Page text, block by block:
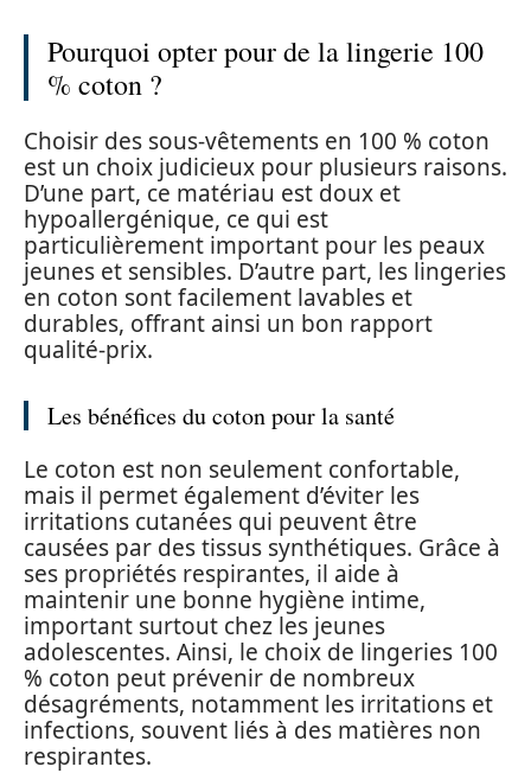
Pourquoi opter pour de la lingerie 100
% coton ?
Choisir des sous-vêtements en 100 % coton
est un choix judicieux pour plusieurs raisons.
D’une part, ce matériau est doux et
hypoallergénique, ce qui est
particulièrement important pour les peaux
jeunes et sensibles. D’autre part, les lingeries
en coton sont facilement lavables et
durables, offrant ainsi un bon rapport
qualité-prix.
Les bénéfices du coton pour la santé
Le coton est non seulement confortable,
mais il permet également d’éviter les
irritations cutanées qui peuvent être
causées par des tissus synthétiques. Grâce à
ses propriétés respirantes, il aide à
maintenir une bonne hygiène intime,
important surtout chez les jeunes
adolescentes. Ainsi, le choix de lingeries 100
% coton peut prévenir de nombreux
désagréments, notamment les irritations et
infections, souvent liés à des matières non
respirantes.